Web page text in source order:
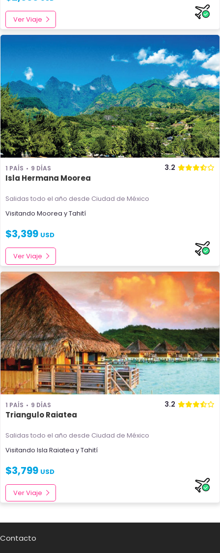
Ver Viaje
1 PAÍS 9 DÍAS 3.2
Isla Hermana Moorea
Salidas todo el año desde Ciudad de México
Visitando Moorea yTahití
$3,399 USD
Ver Viaje
1 PAÍS 9 DÍAS 3.2
Triangulo Raiatea
Salidas todo el año desde Ciudad de México
Visitando Isla Raiatea yTahití
$3,799 USD
Ver Viaje
Contacto